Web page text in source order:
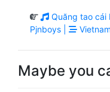
Quăng tao cái
Pjnboys |
Maybe you